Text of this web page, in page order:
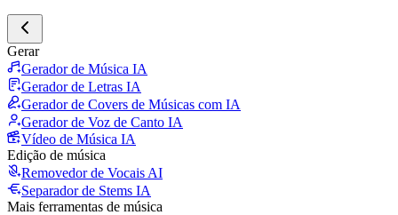
Gerar
Gerador de Música IA
Gerador de Letras IA
Gerador de Covers de Músicas com IA
Gerador de Voz de Canto IA
Vídeo de Música IA
Edição de música
Removedor de Vocais AI
Separador de Stems IA
Mais ferramentas de música